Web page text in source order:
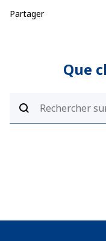
Partager
Que